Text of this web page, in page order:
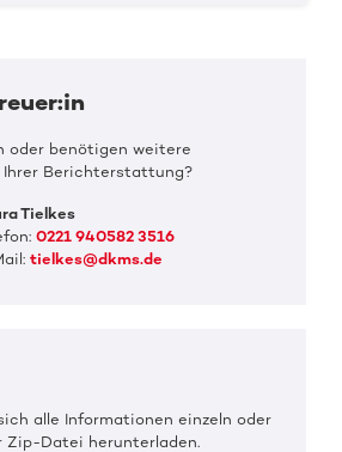
oder benötigen weitere
Ihrer Berichterstattung?
Tielkes
0221 940582 3516
tielkes@dkms.de
alle Informationen einzeln oder
Zip-Datei herunterladen.